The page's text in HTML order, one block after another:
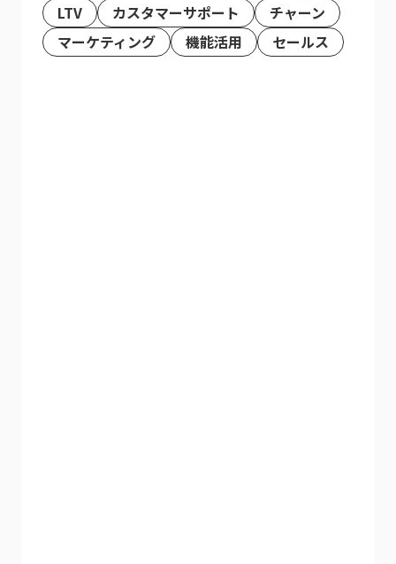
LTV
カスタマーサポート
チャーン
マーケティング
機能活用 セールス